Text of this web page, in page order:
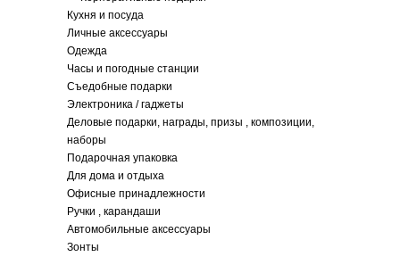
Кухня и посуда
Личные аксессуары
Одежда
Часы и погодные станции
Съедобные подарки
Электроника / гаджеты
Деловые подарки, награды, призы , композиции,
наборы
Подарочная упаковка
Для дома и отдыха
Офисные принадлежности
Ручки , карандаши
Автомобильные аксессуары
Зонты